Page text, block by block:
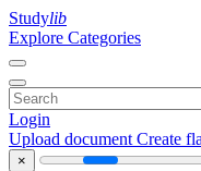
Studylib
Explore Categories
Login
Upload document Create
×